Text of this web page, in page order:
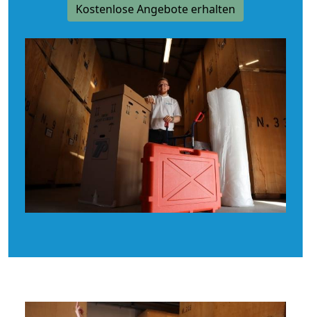
Kostenlose Angebote erhalten